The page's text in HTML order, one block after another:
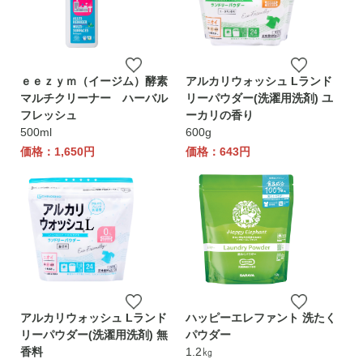
ｅｅｚｙｍ（イージム）酵素
マルチクリーナー ハーバル
フレッシュ
500ml
価格：1,650円
アルカリウォッシュ Lランド
リーパウダー(洗濯用洗剤) ユ
ーカリの香り
600g
価格：643円
アルカリウォッシュ Lランド
リーパウダー(洗濯用洗剤) 無
香料
ハッピーエレファント 洗たく
パウダー
1.2㎏